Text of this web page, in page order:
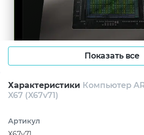
AI-ГРАФИКА
архитектуру NVIDIA
Показать все
Характеристики Компьютер
X67 (X67v71)
Артикул